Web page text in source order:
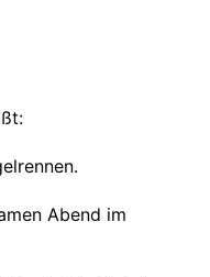
Abend im